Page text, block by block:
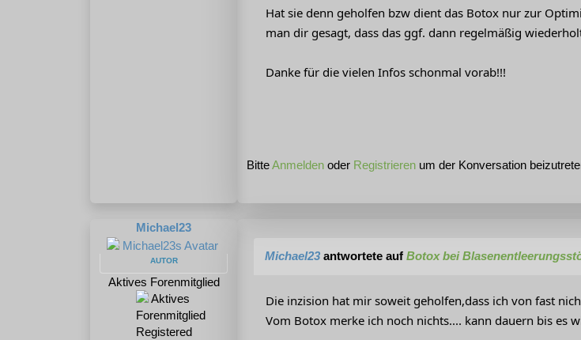
Hat sie denn geholfen bzw dient das Botox nur zur
man dir gesagt, dass das ggf. dann regelmäßig
Danke für die vielen Infos schonmal vorab!!!
BitteAnmelden oder Registrieren um der Konversation
Michael23
AUTOR
Aktives Forenmitglied
Registered
Michael23 antwortete auf Botox bei
Die inzision hat mir soweit geholfen,dass ich von fast
Vom Botox merke ich noch nichts.... kann dauern bis es